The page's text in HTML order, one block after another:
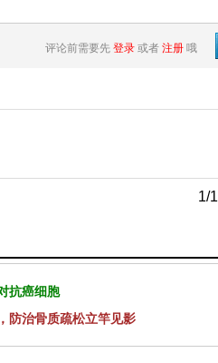
评论前需要先 登录 或者 注册 哦
1/1
抗癌细胞
防治骨质疏松立竿见影